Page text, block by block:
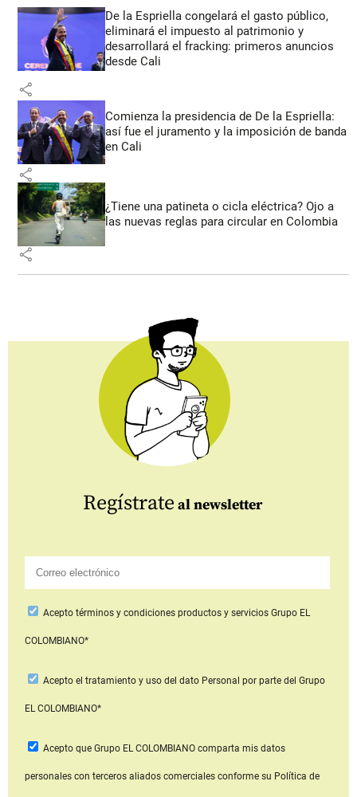
De la Espriella congelará el gasto público,
eliminará el impuesto al patrimonio y
desarrollará el fracking: primeros anuncios
desde Cali
share
Comienza la presidencia de De la Espriella:
así fue el juramento y la imposición de banda
en Cali
share
¿Tiene una patineta o cicla eléctrica? Ojo a
las nuevas reglas para circular en Colombia
share
Regístrate al newsletter
Aceptotérminos y condiciones productos y serviciosGrupo EL
COLOMBIANO*
Acepto el tratamiento y uso del dato Personal por parte del Grupo
EL COLOMBIANO*
Acepto que Grupo EL COLOMBIANOcomparta mis datos
personales con terceros aliados comerciales conforme su Política de